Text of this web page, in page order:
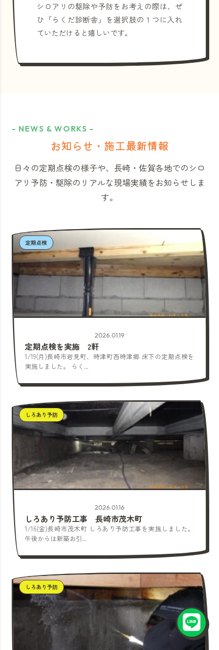
シロアリの駆除や予防をお考えの際は、ぜ
ひ「らくだ診断舎」を選択肢の１つに入れ
ていただけると嬉しいです。
- NEWS & WORKS -
お知らせ・施工最新情報
日々の定期点検の様子や、長崎・佐賀各地でのシロ
アリ予防・駆除のリアルな現場実績をお知らせしま
す。
定期点検
2026.01.19
定期点検を実施 2軒
1/19(月)長崎市岩見町、時津町西時津郷 床下の定期点検を
実施しました。 らく...
しろあり予防
2026.01.16
しろあり予防工事 長崎市茂木町
1/16(金)長崎市茂木町 しろあり予防工事を実施しました。
午後からは新築お引...
しろあり予防